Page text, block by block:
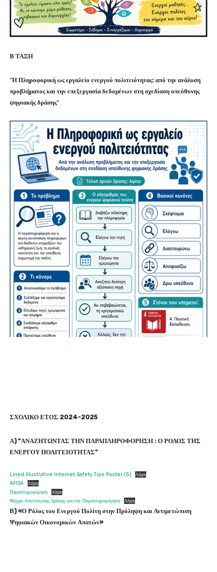
Β ΤΑΞΗ
“Η Πληροφορική ως εργαλείο ενεργού πολιτειότητας: από την ανάλυση
προβλήματος και την επεξεργασία δεδομένων στη σχεδίαση υπεύθυνης
ψηφιακής δράσης“
ΣΧΟΛΙΚΟ ΕΤΟΣ 2024-2025
Α) “ΑΝΑΖΗΤΩΝΤΑΣ ΤΗΝ ΠΑΡΑΠΛΗΡΟΦΟΡΗΣΗ : Ο ΡΟΛΟΣ ΤΗΣ
ΕΝΕΡΓΟΥ ΠΟΛΙΤΕΙΟΤΗΤΑΣ”
Lined Illustrative Internet Safety Tips Poster (5)
Λήψη
AFISA
Λήψη
Παραπληροφόρηση
Λήψη
Φόρμα Αποτύπωσης Δράσης για την Παραπληροφόρηση
Λήψη
Β) «Ο Ρόλος του Ενεργού Πολίτη στην Πρόληψη και Αντιμετώπιση
Ψηφιακών Οικονομικών Απατών»